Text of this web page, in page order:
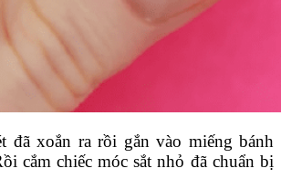
đã xoắn ra rồi gắn vào miếng bánh
cắm chiếc móc sắt nhỏ đã chuẩn bị